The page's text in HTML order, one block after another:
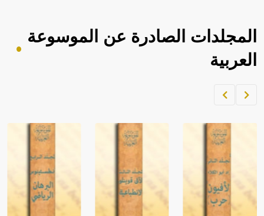
المجلدات الصادرة عن الموسوعة
العربية